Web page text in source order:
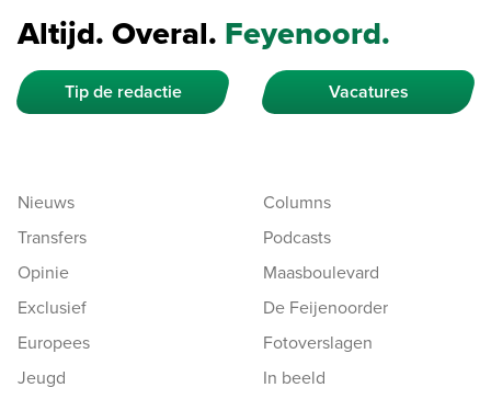
Altijd. Overal. Feyenoord.
Tip de redactie Vacatures
Nieuws
Transfers
Opinie
Exclusief
Europees
Jeugd
Columns
Podcasts
Maasboulevard
De Feijenoorder
Fotoverslagen
In beeld